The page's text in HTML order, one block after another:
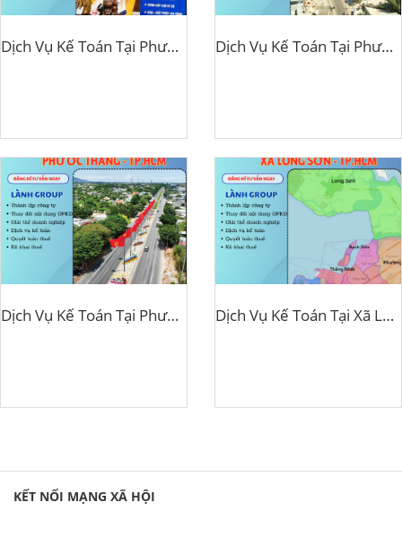
Dịch Vụ Kế Toán Tại Phường Tam Thắng, TP Hồ Chí Minh – Giải Pháp Toàn Diện Từ Lành Group Dịch Vụ Kế Toán Tại Phường Rạch Dừa, TP Hồ Chí Minh – Giải Pháp Tài Chính Toàn Diện Từ Lành Group
Dịch Vụ Kế Toán Tại Phường Phước Thắng, TP Hồ Chí Minh – Lành Group Đồng Hành Phát Triển Doanh Nghiệp Dịch Vụ Kế Toán Tại Xã Long Sơn, TP Hồ Chí Minh – Lành Group Đồng Hành Cùng Doanh Nghiệp Phát Triển
KẾT NỐI MẠNG XÃ HỘI